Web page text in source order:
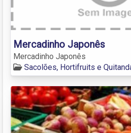
Mercadinho Japonês
Mercadinho Japonês
Sacolões, Hortifruits e